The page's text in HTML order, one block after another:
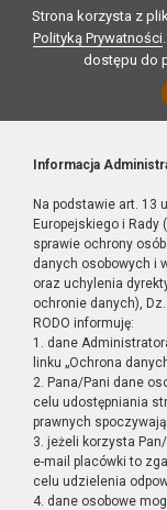
Strona korzysta z
Polityką Prywatności
dostępu do
Informacja
Na podstawie art. 13
Europejskiego i Rady
sprawie ochrony
danych osobowych i
oraz uchylenia
ochronie danych),
RODO informuję:
1. dane
linku „Ochrona
2. Pana/Pani dane
celu udostępniania
prawnych
3. jeżeli korzysta
e-mail placówki to
celu udzielenia
4. dane osobowe